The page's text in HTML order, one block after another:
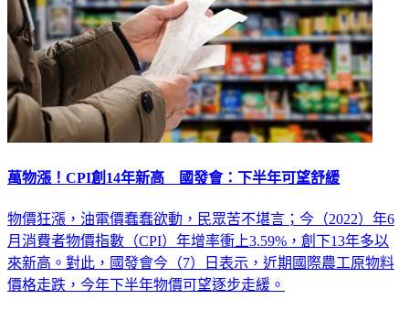
萬物漲！CPI創14年新高 國發會：下半年可望舒緩
物價狂漲，油電價蠢蠢欲動，民眾苦不堪言；今（2022）年6
月消費者物價指數（CPI）年增率衝上3.59%，創下13年多以
來新高。對此，國發會今（7）日表示，近期國際農工原物料
價格走跌，今年下半年物價可望逐步走緩。